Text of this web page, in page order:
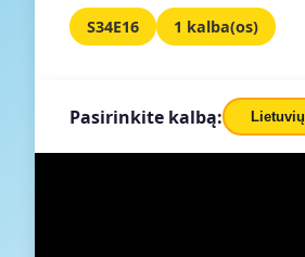
S34E16 1 kalba(os)
Pasirinkite kalbą: Lietuvių